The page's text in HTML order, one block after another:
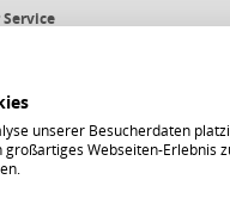
Trusted Shops Gütesiegel zu
Sicherheit
ist durch den Trusted
unserer Besucherdaten
großartiges Webseiten-Erlebnis